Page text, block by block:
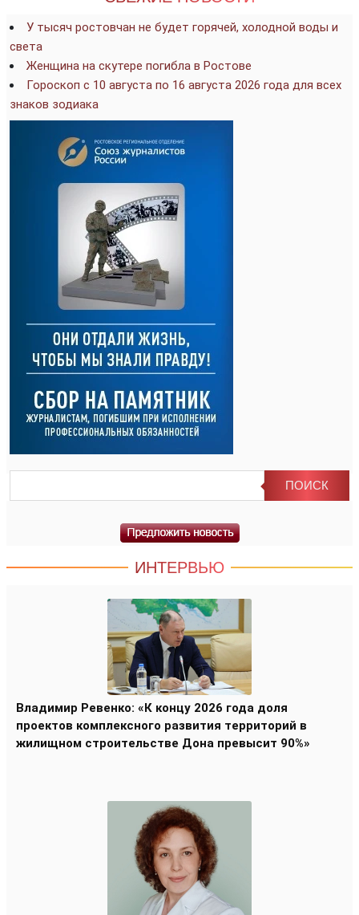
У тысяч ростовчан не будет горячей, холодной воды и
света
Женщина на скутере погибла в Ростове
Гороскоп с 10 августа по 16 августа 2026 года для всех
знаков зодиака
ИНТЕРВЬЮ
Владимир Ревенко: «К концу 2026 года доля
проектов комплексного развития территорий в
жилищном строительстве Дона превысит 90%»